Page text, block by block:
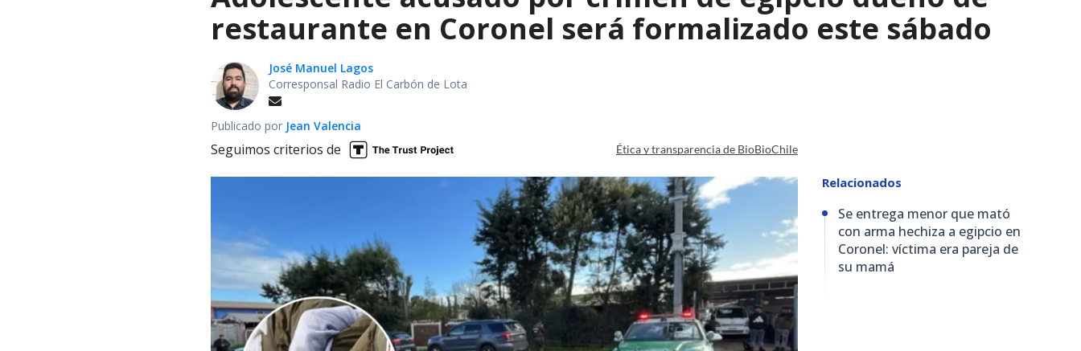
restaurante en Coronel será formalizado este sábado
José Manuel Lagos
Corresponsal Radio El Carbón de Lota
Publicado por Jean Valencia
Seguimos criterios de Ética y transparencia de BioBioChile
Relacionados
Se entrega menor que mató
con arma hechiza a egipcio en
Coronel: víctima era pareja de
su mamá